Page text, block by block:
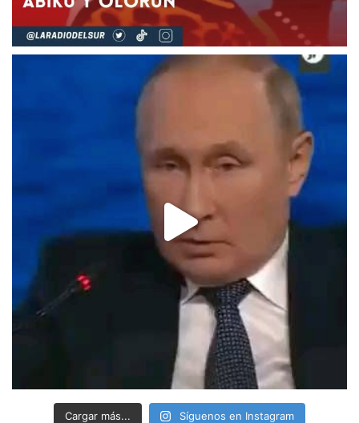
Cargar más... Síguenos en Instagram